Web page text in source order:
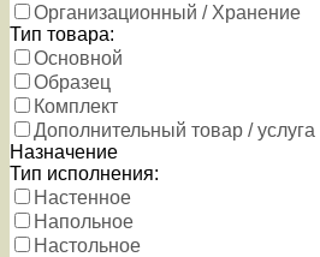
Организационный / Хранение
Тип товара:
Основной
Образец
Комплект
Дополнительный товар / услуга
Назначение
Тип исполнения:
Настенное
Напольное
Настольное